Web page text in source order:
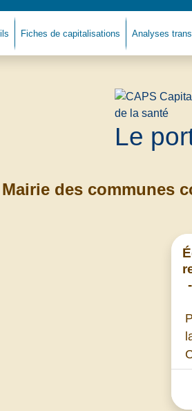
Fiches de capitalisations Analyses
Le
des communes
-